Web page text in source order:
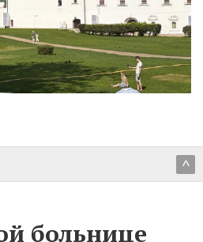
^
больнице